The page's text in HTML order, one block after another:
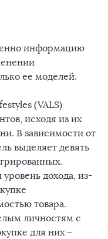
информацию
ее моделей.
(VALS)
исходя из их
В зависимости от
выделяет девять
дохода, из-
товара.
личностям с
для них –